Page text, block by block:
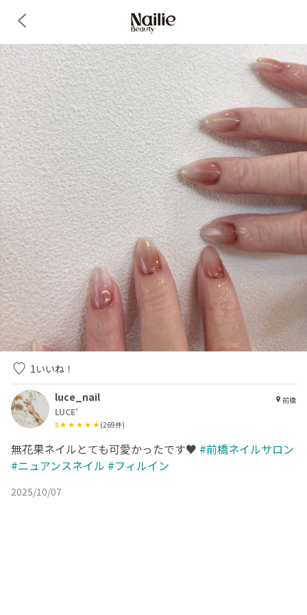
1いいね！
luce_nail
LUCE’
5 (269件)
前橋
無花果ネイルとても可愛かったです♥ #前橋ネイルサロン
#ニュアンスネイル #フィルイン
2025/10/07